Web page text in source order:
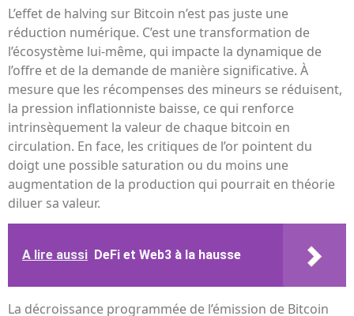
L’effet de halving sur Bitcoin n’est pas juste une
réduction numérique. C’est une transformation de
l’écosystème lui-même, qui impacte la dynamique de
l’offre et de la demande de manière significative. À
mesure que les récompenses des mineurs se réduisent,
la pression inflationniste baisse, ce qui renforce
intrinsèquement la valeur de chaque bitcoin en
circulation. En face, les critiques de l’or pointent du
doigt une possible saturation ou du moins une
augmentation de la production qui pourrait en théorie
diluer sa valeur.
A lire aussi DeFi et Web3 à la hausse
La décroissance programmée de l’émission de Bitcoin